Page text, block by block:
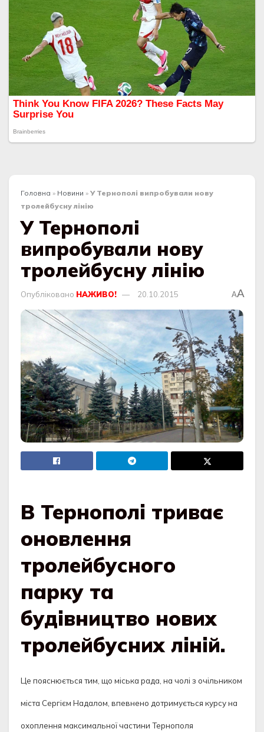
Головна » Новини » У Тернополі випробували нову
тролейбусну лінію
У Тернополі
випробували нову
тролейбусну лінію
Опубліковано НАЖИВО! 20.10.2015 AA
В Тернополі триває
оновлення
тролейбусного
парку та
будівництво нових
тролейбусних ліній.
Це пояснюється тим, що міська рада, на чолі з очільником
міста Сергієм Надалом , впевнено дотримується курсу на
охоплення максимальної частини Тернополя